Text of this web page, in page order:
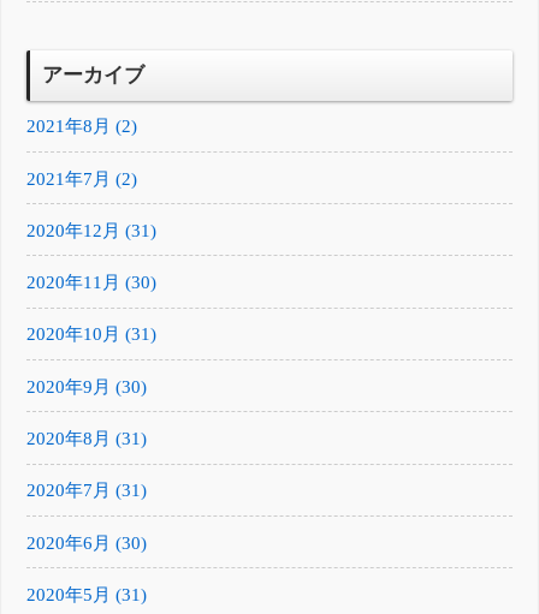
アーカイブ
2021年8月 (2)
2021年7月 (2)
2020年12月 (31)
2020年11月 (30)
2020年10月 (31)
2020年9月 (30)
2020年8月 (31)
2020年7月 (31)
2020年6月 (30)
2020年5月 (31)